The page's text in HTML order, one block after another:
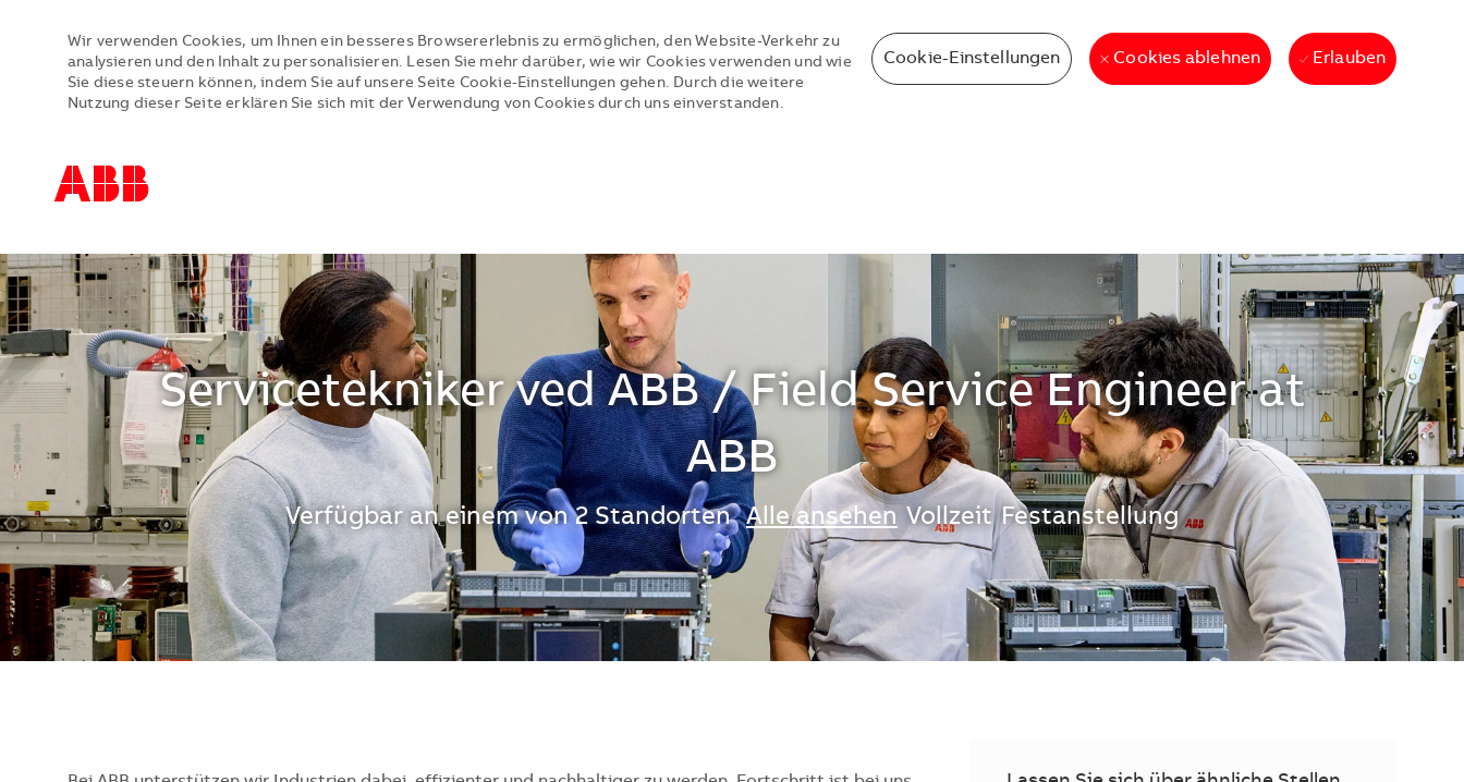
-
-
Wir verwenden Cookies, um Ihnen ein besseres Browsererlebnis zu ermöglichen, den Website-Verkehr zu
analysieren und den Inhalt zu personalisieren. Lesen Sie mehr darüber, wie wir Cookies verwenden und wie
Sie diese steuern können, indem Sie auf unsere Seite Cookie-Einstellungen gehen. Durch die weitere
Nutzung dieser Seite erklären Sie sich mit der Verwendung von Cookies durch uns einverstanden.
Cookie-Einstellungen Cookies ablehnen Erlauben
Servicetekniker ved ABB / Field Service Engineer at
ABB
Verfügbar an einem von 2 Standorten Alle ansehen Vollzeit Festanstellung